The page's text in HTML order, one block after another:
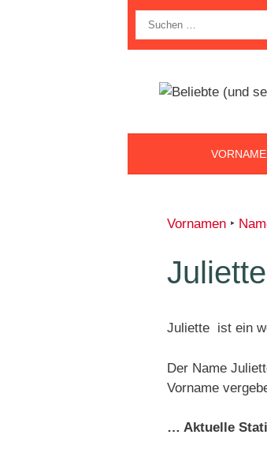
nach:
Vornamen ‣
Juliette
Juliette ist ein
Der Name
Vorname
… Aktuelle